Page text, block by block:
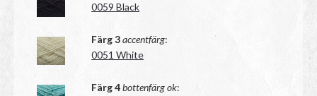
0059 Black
Färg 3accentfärg:
0051 White
Färg 4bottenfärg ok: